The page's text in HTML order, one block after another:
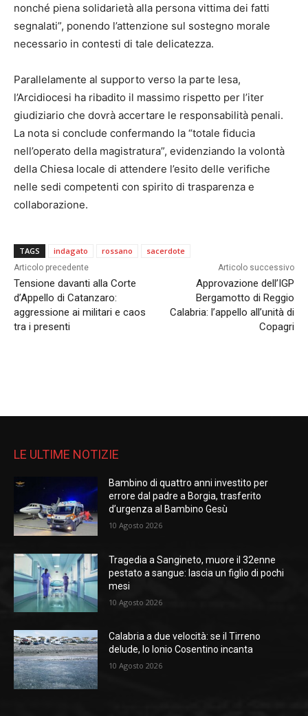
nonché piena solidarietà alla persona vittima dei fatti
segnalati”, ponendo l’attenzione sul sostegno morale
necessario in contesti di tale delicatezza.
Parallelamente al supporto verso la parte lesa,
l’Arcidiocesi ha ribadito il massimo rispetto per l’iter
giudiziario che dovrà accertare le responsabilità penali.
La nota si conclude confermando la “totale fiducia
nell’operato della magistratura”, evidenziando la volontà
della Chiesa locale di attendere l’esito delle verifiche
nelle sedi competenti con spirito di trasparenza e
collaborazione.
TAGS indagato rossano sacerdote
Articolo precedente
Tensione davanti alla Corte
d’Appello di Catanzaro:
aggressione ai militari e caos
tra i presenti
Articolo successivo
Approvazione dell’IGP
Bergamotto di Reggio
Calabria: l’appello all’unità di
Copagri
LE ULTIME NOTIZIE
Bambino di quattro anni investito per
errore dal padre a Borgia, trasferito
d’urgenza al Bambino Gesù
10 Agosto 2026
Tragedia a Sangineto, muore il 32enne
pestato a sangue: lascia un figlio di pochi
mesi
10 Agosto 2026
Calabria a due velocità: se il Tirreno
delude, lo Ionio Cosentino incanta
10 Agosto 2026